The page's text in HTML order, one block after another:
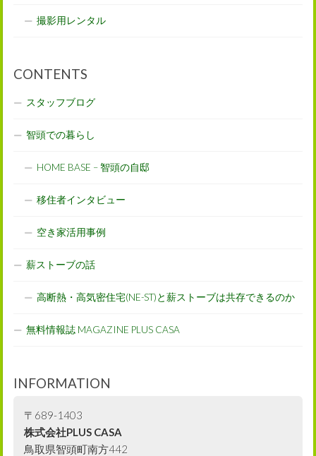
撮影用レンタル
CONTENTS
スタッフブログ
智頭での暮らし
HOME BASE – 智頭の自邸
移住者インタビュー
空き家活用事例
薪ストーブの話
高断熱・高気密住宅(NE-ST)と薪ストーブは共存できるのか
無料情報誌 MAGAZINE PLUS CASA
INFORMATION
〒689-1403
株式会社PLUS CASA
鳥取県智頭町南方442